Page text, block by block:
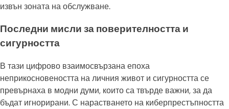
извън зоната на обслужване.
Последни мисли за поверителността и
сигурността
В тази цифрово взаимосвързана епоха
неприкосновеността на личния живот и сигурността се
превърнаха в модни думи, които са твърде важни, за да
бъдат игнорирани. С нарастването на киберпрестъпността